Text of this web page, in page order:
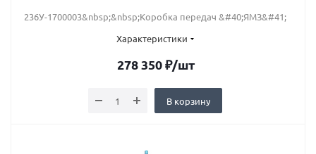
236У-1700003&nbsp;&nbsp;Коробка передач &#40;ЯМЗ&#41;
Характеристики
278 350₽/шт
В корзину